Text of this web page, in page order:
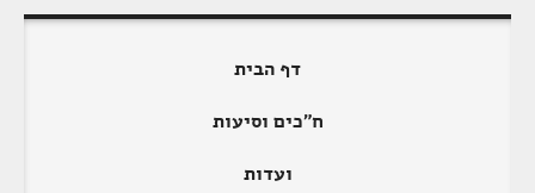
דף הבית
ח"כים וסיעות
ועדות